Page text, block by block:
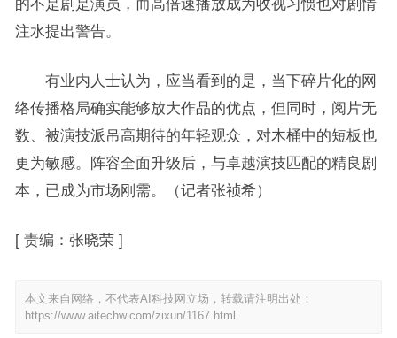
的不是剧是演员，而高倍速播放成为收视习惯也对剧情
注水提出警告。
有业内人士认为，应当看到的是，当下碎片化的网
络传播格局确实能够放大作品的优点，但同时，阅片无
数、被演技派吊高期待的年轻观众，对木桶中的短板也
更为敏感。阵容全面升级后，与卓越演技匹配的精良剧
本，已成为市场刚需。（记者张祯希）
[ 责编：张晓荣]
本文来自网络，不代表AI科技网立场，转载请注明出处：
https://www.aitechw.com/zixun/1167.html